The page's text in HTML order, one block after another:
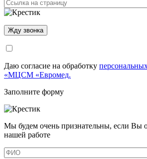
Даю согласие на обработку
«МЦСМ «Евромед.
Заполните форму
Мы будем очень признательны, если Вы
нашей работе